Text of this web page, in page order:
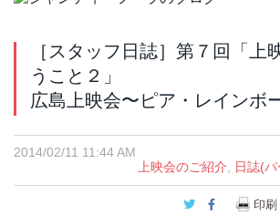
［スタッフ日誌］第７回「上
うこと２」
広島上映会〜ピア・レインボ
2014/02/11 11:44 AM
上映会のご紹介
日誌(
Twitter
Facebook
印刷